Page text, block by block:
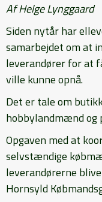
Af Helge Lynggaard
Siden nytår har
samarbejdet om at
leverandører for at
ville kunne opnå.
Det er tale om
hobbylandmænd og
Opgaven med at
selvstændige
leverandørerne
Hornsyld